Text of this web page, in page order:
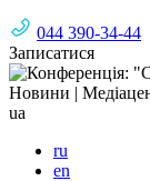
044 390-34-44
Записатися
ua
ru
en